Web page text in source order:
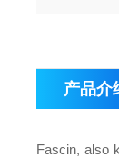
产品介
Fascin, also